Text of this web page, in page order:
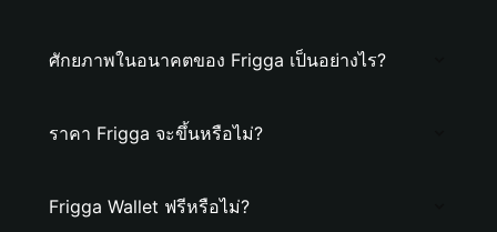
ศักยภาพในอนาคตของ Frigga เป็นอย่างไร?
ราคา Frigga จะขึ้นหรือไม่?
Frigga Wallet ฟรีหรือไม่?